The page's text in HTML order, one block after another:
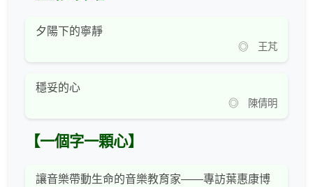
夕陽下的寧靜
◎ 王芃
穩妥的心
◎ 陳倩明
【一個字一顆心】
讓音樂帶動生命的音樂教育家——專訪葉惠康博